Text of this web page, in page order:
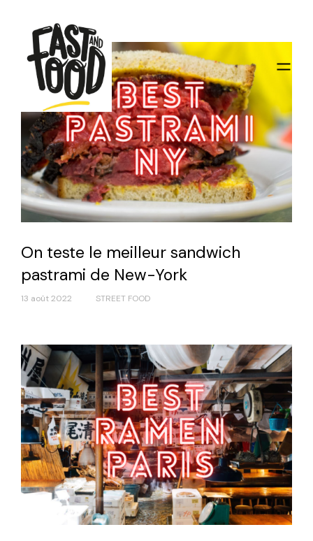
On teste le meilleur sandwich
pastrami de New-York
13 août 2022 STREET FOOD